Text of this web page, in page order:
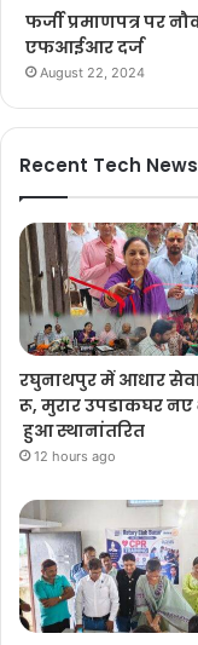
फर्जी प्रमाणपत्र पर
एफआईआर दर्ज
August 22, 2024
Recent Tech News
रघुनाथपुर में आधार
रू, मुरार उपडाकघर
हुआ स्थानांतरित
12 hours ago